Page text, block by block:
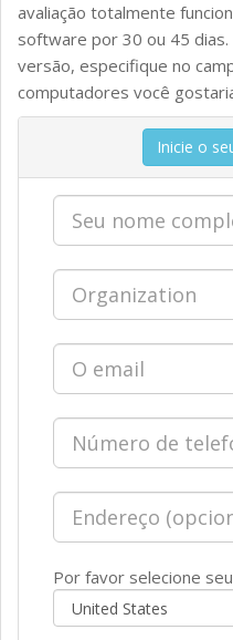
CARACTERÍSTICAS
DOWNLOADS
COMPRA
avaliação totalmente
software por 30 ou 45
versão, especifique no
computadores você
Inicie o
Por favor selecione